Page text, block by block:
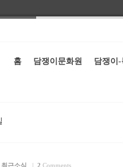
홈 담쟁이문화원 담쟁이
최근소식 2 Comments